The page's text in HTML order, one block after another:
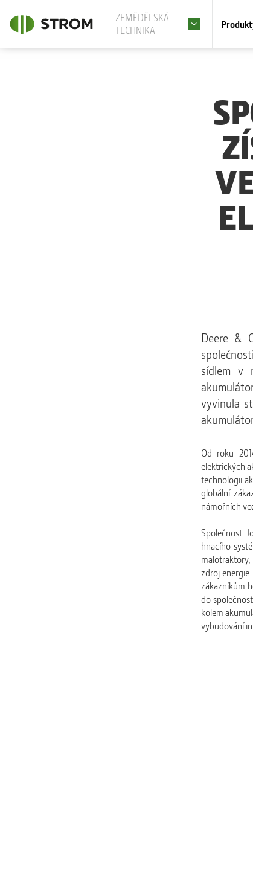
ZEMĚDĚLSKÁ
TECHNIKA
Deere &
sídlem v
vyvinula
Od roku
elektrických
technologii
globální
námořních
Společnost
hnacího
zdroj
zákazníkům
do
kolem
vybudování